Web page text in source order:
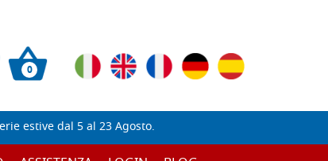
0
estive dal 5 al 23 Agosto.